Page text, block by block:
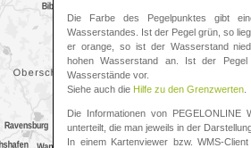
Die Farbe des Pegelpunktes gibt
Wasserstandes. Ist der Pegel grün, so
er orange, so ist der Wasserstand
hohen Wasserstand an. Ist der
Wasserstände vor.
Siehe auch die Hilfe zu den Grenzwerten
Die Informationen von PEGELONLINE
unterteilt, die man jeweils in der
In einem Kartenviewer bzw. WMS-